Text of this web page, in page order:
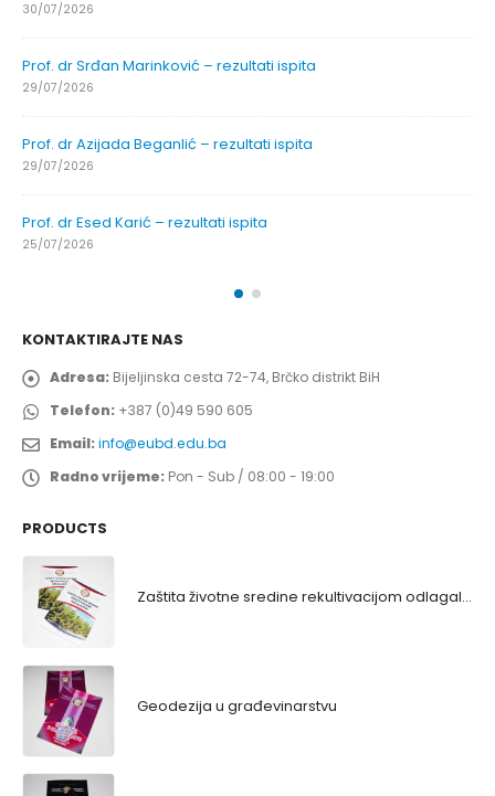
30/07/2026
Prof. dr Srđan Marinković – rezultati ispita
29/07/2026
Prof. dr Azijada Beganlić – rezultati ispita
29/07/2026
Prof. dr Esed Karić – rezultati ispita
25/07/2026
KONTAKTIRAJTE NAS
Adresa: Bijeljinska cesta 72-74, Brčko distrikt BiH
Telefon: +387 (0)49 590 605
Email:info@eubd.edu.ba
Radno vrijeme: Pon - Sub / 08:00 - 19:00
PRODUCTS
Zaštita životne sredine rekultivacijom odlagališta
Geodezija u građevinarstvu